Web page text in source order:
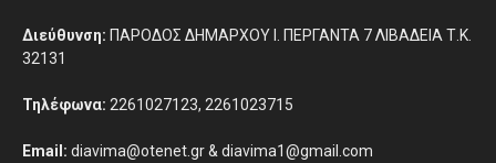
Διεύθυνση: ΠΑΡΟΔΟΣ ΔΗΜΑΡΧΟΥ Ι. ΠΕΡΓΑΝΤΑ 7 ΛΙΒΑΔΕΙΑ Τ.Κ.
32131
Τηλέφωνα: 2261027123, 2261023715
Email: diavima@otenet.gr & diavima1@gmail.com